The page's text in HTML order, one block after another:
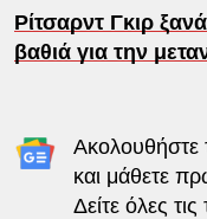
Ρίτσαρντ Γκιρ
βαθιά για την
Ακολουθήστε
και μάθετε
Δείτε όλες τις